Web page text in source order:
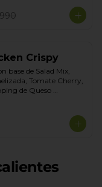
Crispy
base de Salad Mix,
Tomate Cherry,
de Queso